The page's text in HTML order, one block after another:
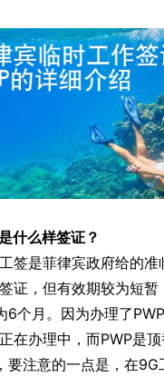
什么样签证？
是菲律宾政府给的准
证，但有效期较为短暂
6个月。因为办理了
在办理中，而PWP是
要注意的一点是，在9G